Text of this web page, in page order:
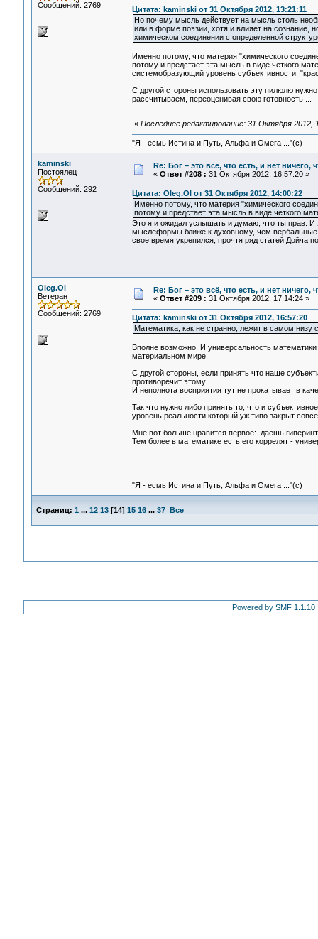
Сообщений: 2769
Цитата: kaminski от 31 Октября 2012, 13:21:11
Но почему мысль действует на мысль столь
или в форме поэзии, хотя и влияет на сознание,
химическом соединении с определенной
Именно потому, что материя "химического
потому и предстает эта мысль в виде четкого
системобразующий уровень субъективности.
С другой стороны использовать эту пилюлю
рассчитываем, переоценивая свою готовность ...
« Последнее редактирование: 31 Октября 2012,
"Я - есмь Истина и Путь, Альфа и Омега ..."(с)
kaminski
Постоялец
Сообщений: 292
Re: Бог – это всё, что есть, и нет
« Ответ #208 : 31 Октября 2012, 16:57:20 »
Цитата: Oleg.Ol от 31 Октября 2012, 14:00:22
Именно потому, что материя "химического
потому и предстает эта мысль в виде четкого
Это я и ожидал услышать и думаю, что ты прав. И
мыслеформы ближе к духовному, чем
свое время укрепился, прочтя ряд статей Дойча
Oleg.Ol
Ветеран
Сообщений: 2769
Re: Бог – это всё, что есть, и нет
« Ответ #209 : 31 Октября 2012, 17:14:24 »
Цитата: kaminski от 31 Октября 2012, 16:57:20
Математика, как не странно, лежит в самом низу
Вполне возможно. И универсальность
материальном мире.
С другой стороны, если принять что наше
противоречит этому.
И неполнота восприятия тут не прокатывает в
Так что нужно либо принять то, что и
уровень реальности который уж типо закрыт
Мне вот больше нравится первое: даешь
Тем более в математике есть его коррелят -
"Я - есмь Истина и Путь, Альфа и Омега ..."(с)
Страниц: 1 ... 12 13[14] 15 16 ... 37 Все
Powered by SMF 1.1.10